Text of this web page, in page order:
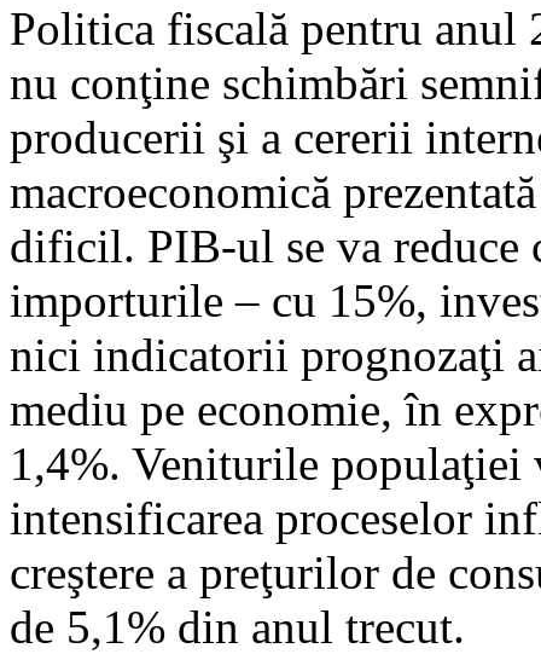
Politica fiscală pentru anul
nu conţine schimbări
producerii şi a cererii
macroeconomică
dificil. PIB-ul se va reduce
importurile – cu 15%,
nici indicatorii prognozaţi
mediu pe economie, în
1,4%. Veniturile
intensificarea proceselor
creştere a preţurilor de
de 5,1% din anul trecut.